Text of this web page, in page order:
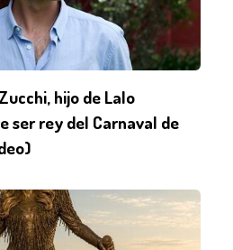
hijo de Lalo
ser rey del Carnaval de